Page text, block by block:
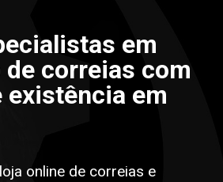
em
correias com
existência em
online de correias e